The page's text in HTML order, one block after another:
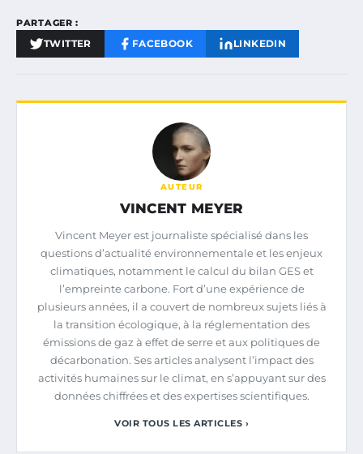
PARTAGER :
TWITTER FACEBOOK LINKEDIN
AUTEUR
VINCENT MEYER
Vincent Meyer est journaliste spécialisé dans les
questions d’actualité environnementale et les enjeux
climatiques, notamment le calcul du bilan GES et
l’empreinte carbone. Fort d’une expérience de
plusieurs années, il a couvert de nombreux sujets liés à
la transition écologique, à la réglementation des
émissions de gaz à effet de serre et aux politiques de
décarbonation. Ses articles analysent l’impact des
activités humaines sur le climat, en s’appuyant sur des
données chiffrées et des expertises scientifiques.
VOIR TOUS LES ARTICLES ›